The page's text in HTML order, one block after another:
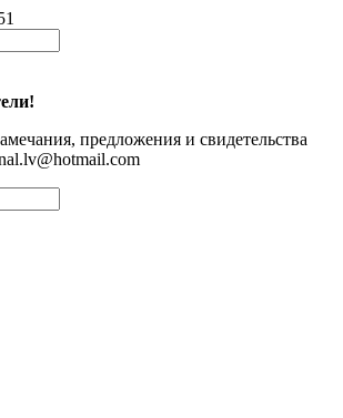
предложения и свидетельства